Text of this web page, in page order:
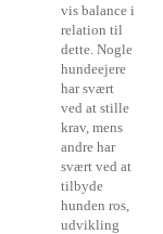
vis balance i
relation til
dette. Nogle
hundeejere
har svært
ved at stille
krav, mens
andre har
svært ved at
tilbyde
hunden ros,
udvikling